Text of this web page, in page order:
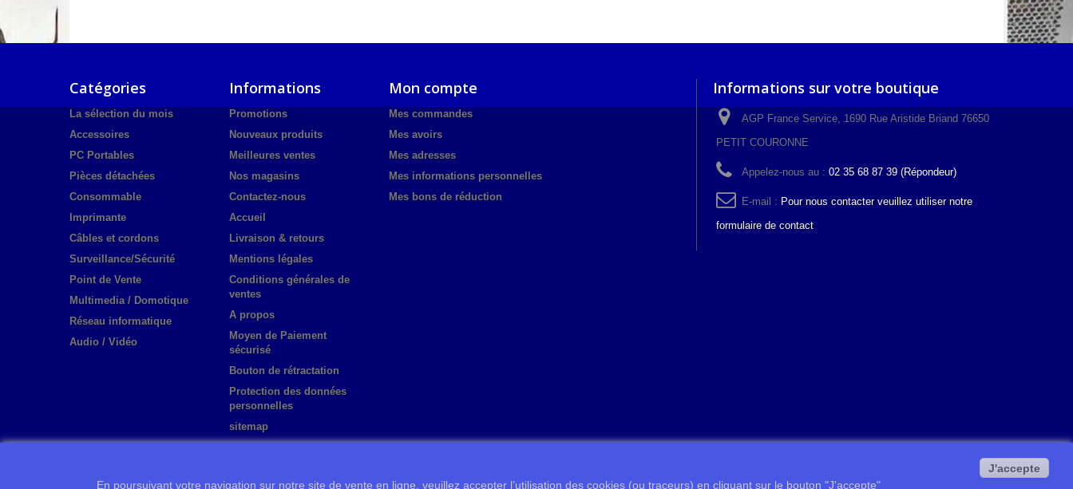
Catégories
La sélection du mois
Accessoires
PC Portables
Pièces détachées
Consommable
Imprimante
Câbles et cordons
Surveillance/Sécurité
Point de Vente
Multimedia / Domotique
Réseau informatique
Audio / Vidéo
Informations
Promotions
Nouveaux produits
Meilleures ventes
Nos magasins
Contactez-nous
Accueil
Livraison & retours
Mentions légales
Conditions générales de
ventes
A propos
Moyen de Paiement
sécurisé
Bouton de rétractation
Protection des données
personnelles
sitemap
Mon compte
Mes commandes
Mes avoirs
Mes adresses
Mes informations personnelles
Mes bons de réduction
Informations sur votre boutique
AGP France Service, 1690 Rue Aristide Briand 76650
PETIT COURONNE
Appelez-nous au : 02 35 68 87 39 (Répondeur)
E-mail : Pour nous contacter veuillez utiliser notre
formulaire de contact
En poursuivant votre navigation sur notre site de vente en ligne, veuillez accepter l’utilisation des cookies (ou traceurs) en cliquant sur le bouton "J'accepte"
J'accepte